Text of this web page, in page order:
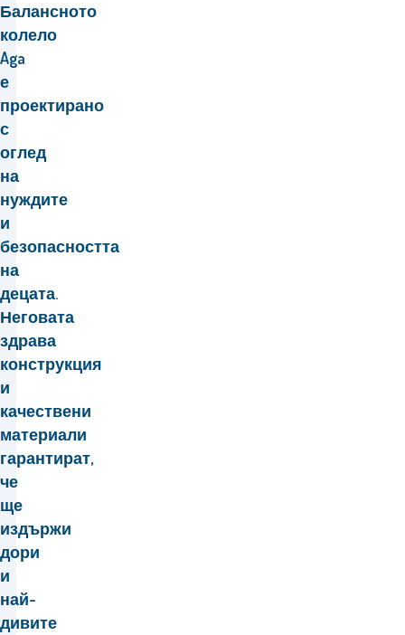
Балансното
колело
Aga
е
проектирано
с
оглед
на
нуждите
и
безопасността
на
децата.
Неговата
здрава
конструкция
и
качествени
материали
гарантират,
че
ще
издържи
дори
и
най-
дивите